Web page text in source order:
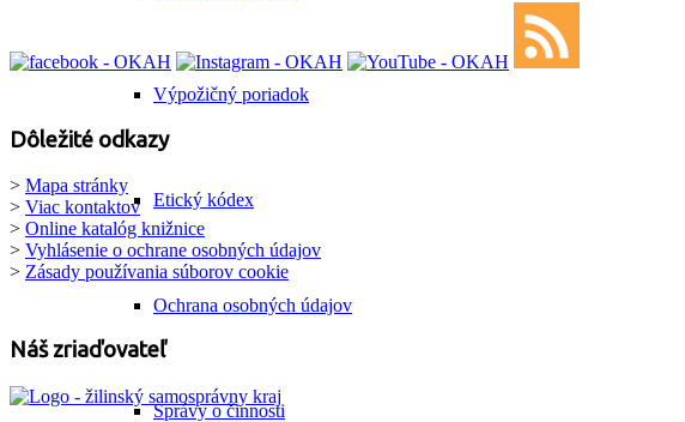
Výpožičný poriadok
Etický kódex
Ochrana osobných údajov
Správy o činnosti
Dôležité odkazy
> Mapa stránky
> Viac kontaktov
> Online katalóg knižnice
> Vyhlásenie o ochrane osobných údajov
> Zásady používania súborov cookie
Náš zriaďovateľ